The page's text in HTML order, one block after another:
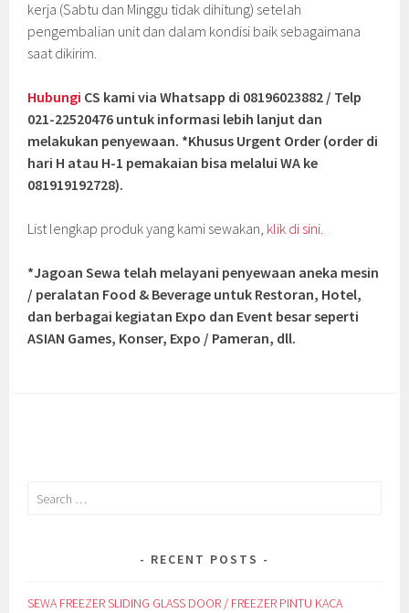
kerja (Sabtu dan Minggu tidak dihitung) setelah
pengembalian unit dan dalam kondisi baik sebagaimana
saat dikirim.
Hubungi CS kami via Whatsapp di 08196023882 / Telp
021-22520476 untuk informasi lebih lanjut dan
melakukan penyewaan. *Khusus Urgent Order (order di
hari H atau H-1 pemakaian bisa melalui WA ke
081919192728).
List lengkap produk yang kami sewakan, klik di sini.
*Jagoan Sewa telah melayani penyewaan aneka mesin
/ peralatan Food & Beverage untuk Restoran, Hotel,
dan berbagai kegiatan Expo dan Event besar seperti
ASIAN Games, Konser, Expo / Pameran, dll.
Search
RECENT POSTS
SEWA FREEZER SLIDING GLASS DOOR / FREEZER PINTU KACA